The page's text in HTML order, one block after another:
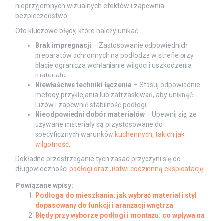
nieprzyjemnych wizualnych efektów i zapewnia
bezpieczeństwo.
Oto kluczowe błędy, które należy unikać:
Brak impregnacji – Zastosowanie odpowiednich
preparatów ochronnych na podłodze w strefie przy
blacie ogranicza wchłanianie wilgoci i uszkodzenia
materiału.
Niewłaściwe techniki łączenia – Stosuj odpowiednie
metody przyklejania lub zatrzaskiwań, aby uniknąć
luzów i zapewnić stabilność podłogi.
Nieodpowiedni dobór materiałów – Upewnij się, że
używane materiały są przystosowane do
specyficznych warunków kuchennych, takich jak
wilgotność.
Dokładne przestrzeganie tych zasad przyczyni się do
długowieczności podłogi oraz ułatwi codzienną eksploatację.
Powiązane wpisy:
Podłoga do mieszkania: jak wybrać materiał i styl
dopasowany do funkcji i aranżacji wnętrza
Błędy przy wyborze podłogi i montażu: co wpływa na